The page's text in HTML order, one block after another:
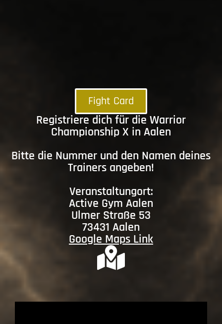
Fight Card
Registriere dich für die Warrior
Championship X in Aalen
Bitte die Nummer und den Namen deines
Trainers angeben!
Veranstaltungort:
Active Gym Aalen
Ulmer Straße 53
73431 Aalen
Google Maps Link